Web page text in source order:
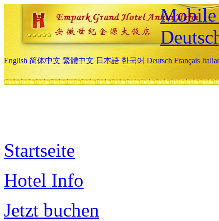
Mobile
English 简体中文 繁體中文 日本語 한국어 Deutsch Français
Startseite
Hotel Info
Jetzt buchen